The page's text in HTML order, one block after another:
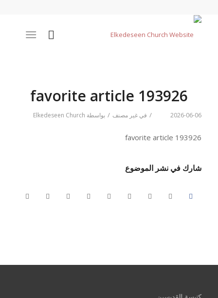
favorite article 193926
2026-06-06
/ فيغير مصنف / بواسطة Elkedeseen Church
favorite article 193926
شارك في نشر الموضوع